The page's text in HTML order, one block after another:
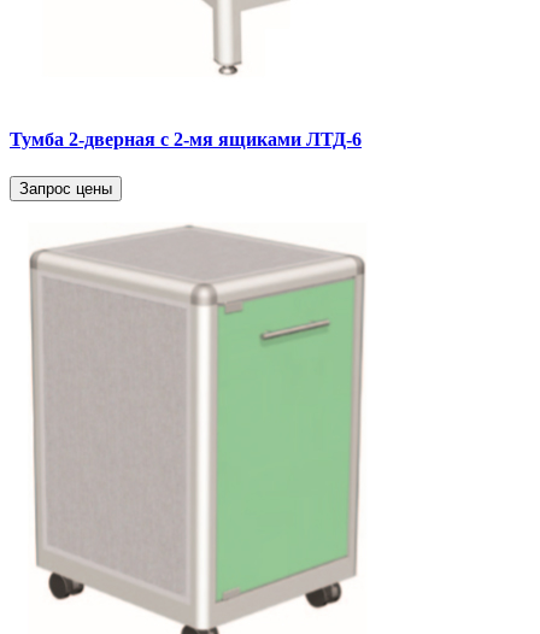
Тумба 2-дверная с 2-мя ящиками ЛТД-6
Запрос цены